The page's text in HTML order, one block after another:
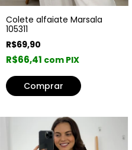
Colete alfaiate Marsala
105311
R$69,90
R$66,41 com PIX
Comprar